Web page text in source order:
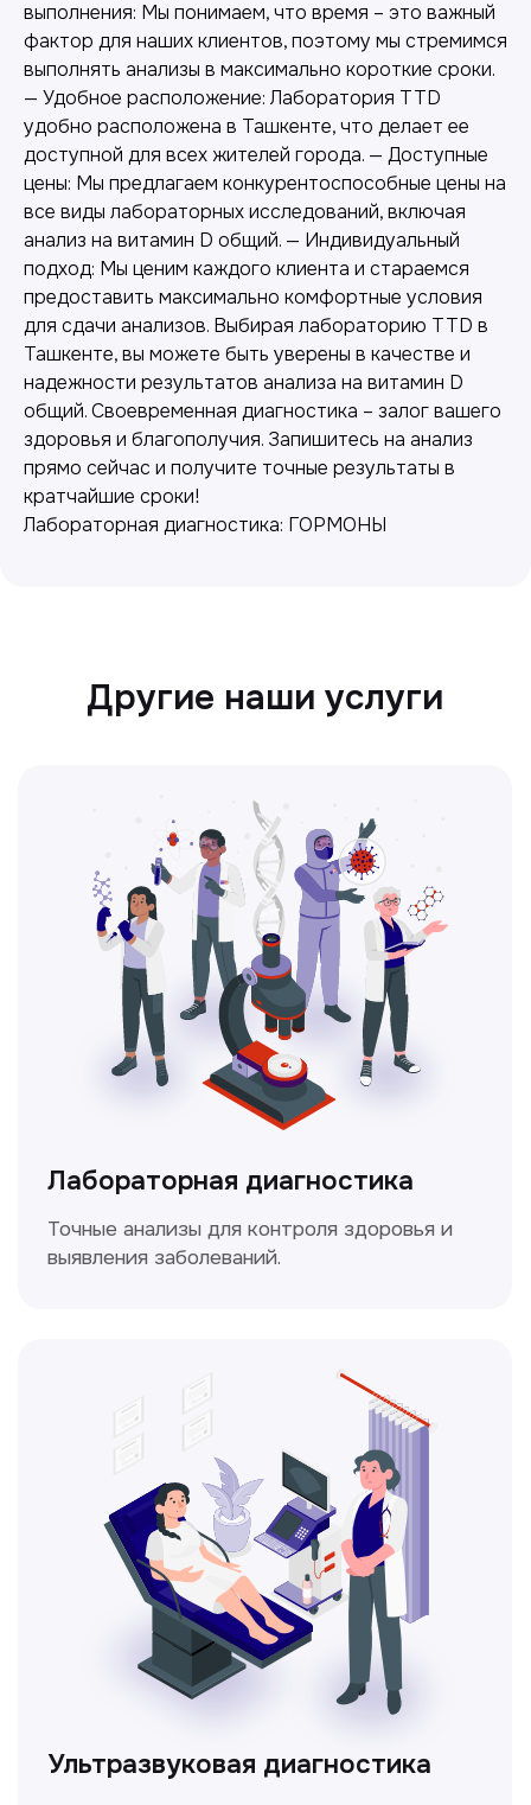
выполнения: Мы понимаем, что время – это важный
фактор для наших клиентов, поэтому мы стремимся
выполнять анализы в максимально короткие сроки.
— Удобное расположение: Лаборатория TTD
удобно расположена в Ташкенте, что делает ее
доступной для всех жителей города. — Доступные
цены: Мы предлагаем конкурентоспособные цены на
все виды лабораторных исследований, включая
анализ на витамин D общий. — Индивидуальный
подход: Мы ценим каждого клиента и стараемся
предоставить максимально комфортные условия
для сдачи анализов. Выбирая лабораторию TTD в
Ташкенте, вы можете быть уверены в качестве и
надежности результатов анализа на витамин D
общий. Своевременная диагностика – залог вашего
здоровья и благополучия. Запишитесь на анализ
прямо сейчас и получите точные результаты в
кратчайшие сроки!
Лабораторная диагностика: ГОРМОНЫ
Другие наши услуги
Лабораторная диагностика
Точные анализы для контроля здоровья и
выявления заболеваний.
Ультразвуковая диагностика
Безопасный и точный метод для
обследования внутренних органов.
Доплерография
Метод ультразвуковой диагностики,
который используется для оценки
кровотока в сосудах.